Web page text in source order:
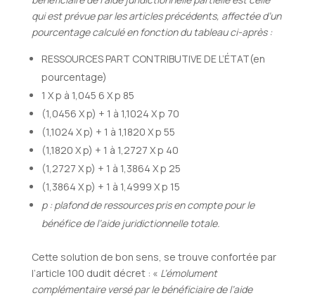
qui est prévue par les articles précédents, affectée d’un
pourcentage calculé en fonction du tableau ci-après :
RESSOURCES PART CONTRIBUTIVE DE L’ÉTAT(en
pourcentage)
1 X p à 1,045 6 X p 85
(1,0456 X p) + 1 à 1,1024 X p 70
(1,1024 X p) + 1 à 1,1820 X p 55
(1,1820 X p) + 1 à 1,2727 X p 40
(1,2727 X p) + 1 à 1,3864 X p 25
(1,3864 X p) + 1 à 1,4999 X p 15
p : plafond de ressources pris en compte pour le
bénéfice de l’aide juridictionnelle totale.
Cette solution de bon sens, se trouve confortée par
l’article 100 dudit décret : « L’émolument
complémentaire versé par le bénéficiaire de l’aide